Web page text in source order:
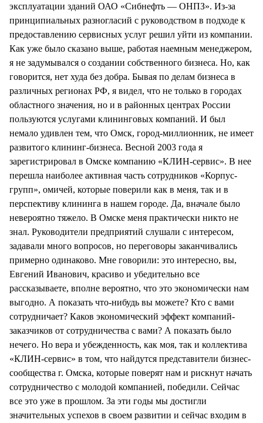
эксплуатации зданий ОАО «Сибнефть — ОНПЗ». Из-за
принципиальных разногласий с руководством в подходе к
предоставлению сервисных услуг решил уйти из компании.
Как уже было сказано выше, работая наемным менеджером,
я не задумывался о создании собственного бизнеса. Но, как
говорится, нет худа без добра. Бывая по делам бизнеса в
различных регионах РФ, я видел, что не только в городах
областного значения, но и в районных центрах России
пользуются услугами клининговых компаний. И был
немало удивлен тем, что Омск, город-миллионник, не имеет
развитого клининг-бизнеса. Весной 2003 года я
зарегистрировал в Омске компанию «КЛИН-сервис». В нее
перешла наиболее активная часть сотрудников «Корпус-
групп», омичей, которые поверили как в меня, так и в
перспективу клининга в нашем городе. Да, вначале было
невероятно тяжело. В Омске меня практически никто не
знал. Руководители предприятий слушали с интересом,
задавали много вопросов, но переговоры заканчивались
примерно одинаково. Мне говорили: это интересно, вы,
Евгений Иванович, красиво и убедительно все
рассказываете, вполне вероятно, что это экономически нам
выгодно. А показать что-нибудь вы можете? Кто с вами
сотрудничает? Каков экономический эффект компаний-
заказчиков от сотрудничества с вами? А показать было
нечего. Но вера и убежденность, как моя, так и коллектива
«КЛИН-сервис» в том, что найдутся представители бизнес-
сообщества г. Омска, которые поверят нам и рискнут начать
сотрудничество с молодой компанией, победили. Сейчас
все это уже в прошлом. За эти годы мы достигли
значительных успехов в своем развитии и сейчас входим в